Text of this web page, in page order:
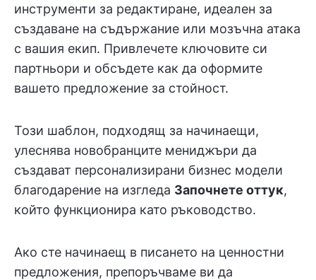
инструменти за редактиране, идеален за
създаване на съдържание или мозъчна атака
с вашия екип. Привлечете ключовите си
партньори и обсъдете как да оформите
вашето предложение за стойност.
Този шаблон, подходящ за начинаещи,
улеснява новобранците мениджъри да
създават персонализирани бизнес модели
благодарение на изгледа Започнете оттук,
който функционира като ръководство.
Ако сте начинаещ в писането на ценностни
предложения, препоръчваме ви да